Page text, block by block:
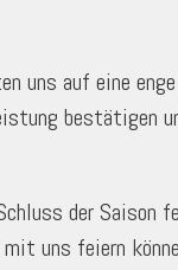
uns auf eine
bestätigen
der Saison
uns feiern